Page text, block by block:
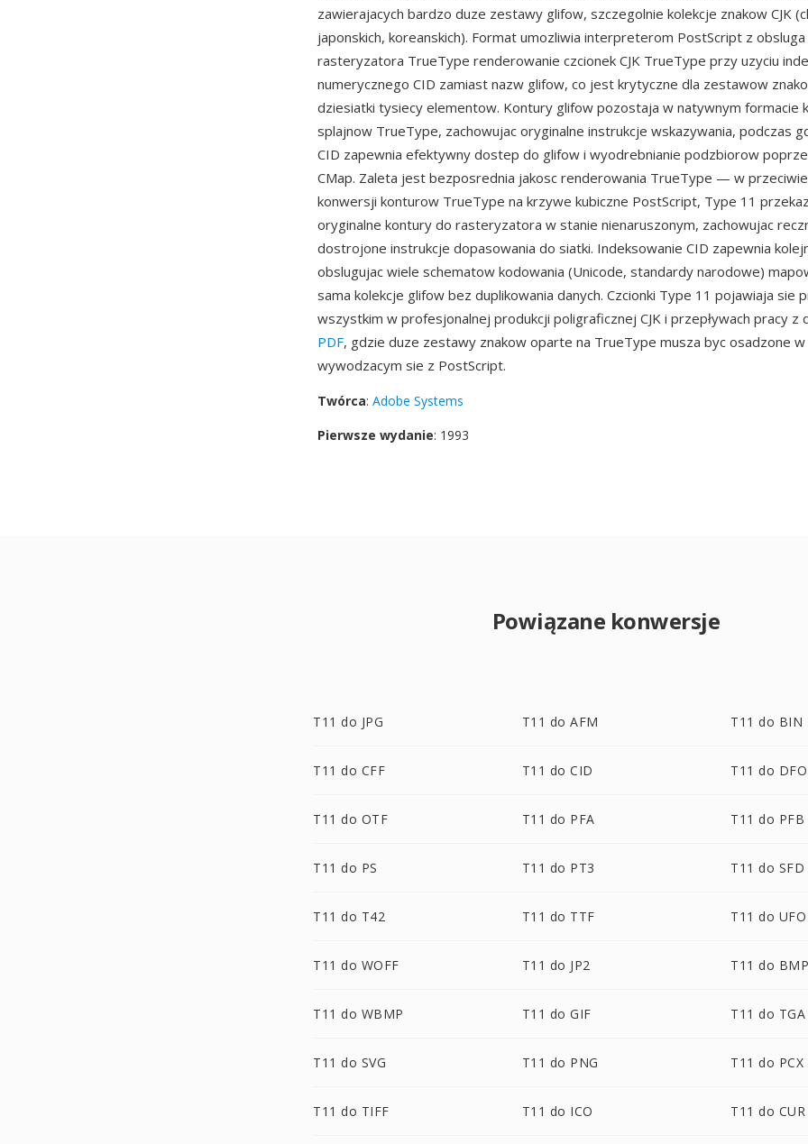
zawierajacych bardzo duze zestawy glifow, szczegolnie kolekcje znakow CJK
japonskich, koreanskich). Format umozliwia interpreterom PostScript z obsluga
rasteryzatora TrueType renderowanie czcionek CJK TrueType przy uzyciu
numerycznego CID zamiast nazw glifow, co jest krytyczne dla zestawow
dziesiatki tysiecy elementow. Kontury glifow pozostaja w natywnym formacie
splajnow TrueType, zachowujac oryginalne instrukcje wskazywania, podczas
CID zapewnia efektywny dostep do glifow i wyodrebnianie podzbiorow
CMap. Zaleta jest bezposrednia jakosc renderowania TrueType — w
konwersji konturow TrueType na krzywe kubiczne PostScript, Type 11
oryginalne kontury do rasteryzatora w stanie nienaruszonym, zachowujac
dostrojone instrukcje dopasowania do siatki. Indeksowanie CID zapewnia
obslugujac wiele schematow kodowania (Unicode, standardy narodowe)
sama kolekcje glifow bez duplikowania danych. Czcionki Type 11 pojawiaja sie
wszystkim w profesjonalnej produkcji poligraficznej CJK i przepływach pracy z
PDF, gdzie duze zestawy znakow oparte na TrueType musza byc osadzone
wywodzacym sie z PostScript.
Twórca: Adobe Systems
Pierwsze wydanie: 1993
Powiązane konwersje
T11 do JPG T11 do AFM T11 do BIN
T11 do CFF T11 do CID T11 do
T11 do OTF T11 do PFA T11 do PFB
T11 do PS T11 do PT3 T11 do SFD
T11 do T42 T11 do TTF T11 do UFO
T11 do WOFF T11 do JP2 T11 do
T11 do WBMP T11 do GIF T11 do TGA
T11 do SVG T11 do PNG T11 do PCX
T11 do TIFF T11 do ICO T11 do CUR